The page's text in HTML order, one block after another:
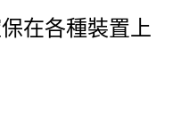
在各種裝置上